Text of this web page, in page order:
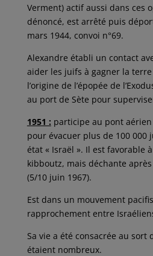
Verment) actif aussi dans ces
dénoncé, est arrêté puis
mars 1944, convoi n°69.
Alexandre établi un contact
aider les juifs à gagner la terre
l’origine de l’épopée de
au port de Sète pour
1951 : participe au pont
pour évacuer plus de 100 000
état « Israël ». Il est favorable
kibboutz, mais déchante
(5/10 juin 1967).
Est dans un mouvement
rapprochement entre
Sa vie a été consacrée au sort
étaient nombreux.